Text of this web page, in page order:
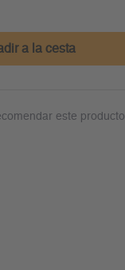
a la cesta
este producto